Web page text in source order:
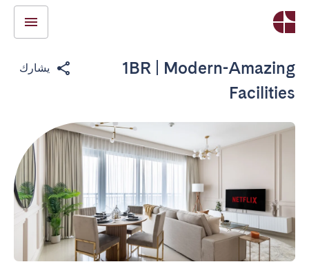
1BR | Modern-Amazing
Facilities
يشارك